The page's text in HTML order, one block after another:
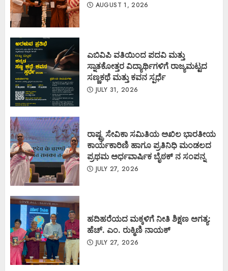
AUGUST 1, 2026
ಎಬಿವಿಪಿ ವತಿಯಿಂದ ಪದವಿ ಮತ್ತು
ಸ್ನಾತಕೋತ್ತರ ವಿದ್ಯಾರ್ಥಿಗಳಿಗೆ ರಾಜ್ಯಮಟ್ಟದ
ಸಣ್ಣಕಥೆ ಮತ್ತು ಕವನ ಸ್ಪರ್ಧೆ
JULY 31, 2026
ರಾಷ್ಟ್ರ ಸೇವಿಕಾ ಸಮಿತಿಯ ಅಖಿಲ ಭಾರತೀಯ
ಕಾರ್ಯಕಾರಿಣಿ ಹಾಗೂ ಪ್ರತಿನಿಧಿ ಮಂಡಲದ
ಪ್ರಥಮ ಅರ್ಧವಾರ್ಷಿಕ ಬೈಠಕ್ ನ ಸಂಪನ್ನ
JULY 27, 2026
ಹದಿಹರೆಯದ ಮಕ್ಕಳಿಗೆ ನೀತಿ ಶಿಕ್ಷಣ ಅಗತ್ಯ:
ಹೆಚ್. ಎಂ. ರುಕ್ಮಿಣಿ ನಾಯಕ್
JULY 27, 2026